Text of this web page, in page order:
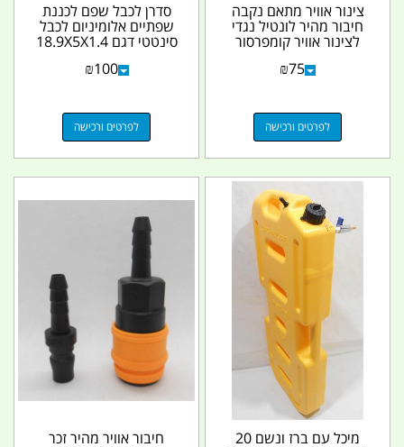
צינור אוויר מתאם נקבה
חיבור מהיר לונטיל נגדי
לצינור אוויר קומפרסור
תעשיתי קמפינג...
₪75
לפרטים ורכישה
סדרן לכבל שפם לכננת
שפתיים אלומיניום לכבל
סינטטי דגם 18.9X5X1.4
₪100
לפרטים ורכישה
מיכל עם ברז ונשם 20 חיבור אוויר מהיר זכר